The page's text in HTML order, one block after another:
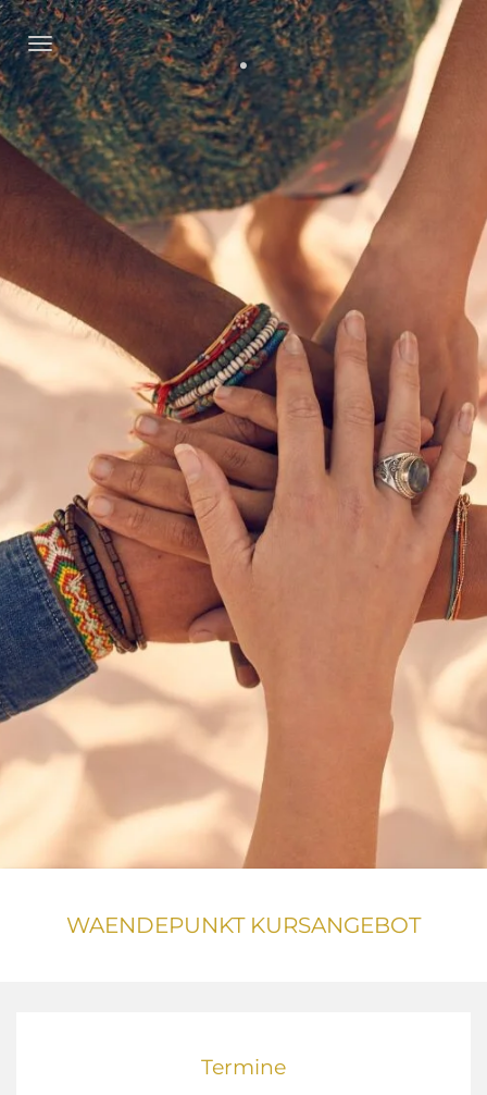
Zum
Hauptinhalt
springen
.
WAENDEPUNKT KURSANGEBOT
Termine